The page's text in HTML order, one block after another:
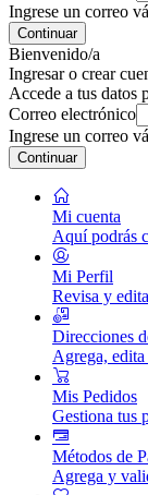
Ingrese un correo
Continuar
Bienvenido/a
Ingresar o crear
Accede a tus datos
Correo electrónico
Ingrese un correo
Continuar
Mi cuenta
Aquí podrás
Mi Perfil
Revisa y
Direcciones
Agrega,
Mis Pedidos
Gestiona tus
Métodos de
Agrega y